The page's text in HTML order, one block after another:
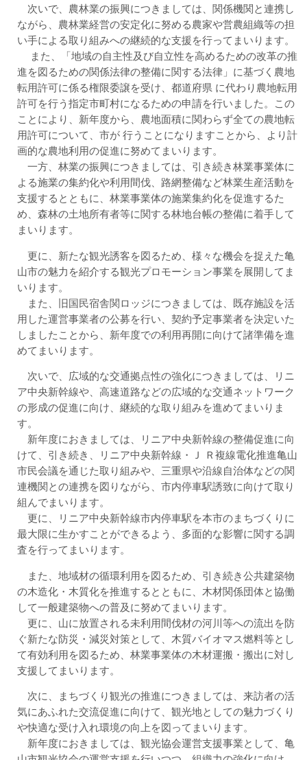
次いで、農林業の振興につきましては、関係機関と連携し
ながら、農林業経営の安定化に努める農家や営農組織等の担
い手による取り組みへの継続的な支援を行ってまいります。
また、「地域の自主性及び自立性を高めるための改革の推
進を図るための関係法律の整備に関する法律」に基づく農地
転用許可に係る権限委譲を受け、都道府県 に代わり農地転用
許可を行う指定市町村になるための申請を行いました。この
ことにより、新年度から、農地面積に関わらず全ての農地転
用許可について、市が 行うことになりますことから、より計
画的な農地利用の促進に努めてまいります。
一方、林業の振興につきましては、引き続き林業事業体に
よる施業の集約化や利用間伐、路網整備など林業生産活動を
支援するとともに、林業事業体の施業集約化を促進するた
め、森林の土地所有者等に関する林地台帳の整備に着手して
まいります。
更に、新たな観光誘客を図るため、様々な機会を捉えた亀
山市の魅力を紹介する観光プロモーション事業を展開してま
いります。
また、旧国民宿舎関ロッジにつきましては、既存施設を活
用した運営事業者の公募を行い、契約予定事業者を決定いた
しましたことから、新年度での利用再開に向けて諸準備を進
めてまいります。
次いで、広域的な交通拠点性の強化につきましては、リニ
ア中央新幹線や、高速道路などの広域的な交通ネットワーク
の形成の促進に向け、継続的な取り組みを進めてまいりま
す。
新年度におきましては、リニア中央新幹線の整備促進に向
けて、引き続き、リニア中央新幹線・Ｊ Ｒ複線電化推進亀山
市民会議を通じた取り組みや、三重県や沿線自治体などの関
連機関との連携を図りながら、市内停車駅誘致に向けて取り
組んでまいります。
更に、リニア中央新幹線市内停車駅を本市のまちづくりに
最大限に生かすことができるよう、多面的な影響に関する調
査を行ってまいります。
また、地域材の循環利用を図るため、引き続き公共建築物
の木造化・木質化を推進するとともに、木材関係団体と協働
して一般建築物への普及に努めてまいります。
更に、山に放置される未利用間伐材の河川等への流出を防
ぐ新たな防災・減災対策として、木質バイオマス燃料等とし
て有効利用を図るため、林業事業体の木材運搬・搬出に対し
支援してまいります。
次に、まちづくり観光の推進につきましては、来訪者の活
気にあふれた交流促進に向けて、観光地としての魅力づくり
や快適な受け入れ環境の向上を図ってまいります。
新年度におきましては、観光協会運営支援事業として、亀